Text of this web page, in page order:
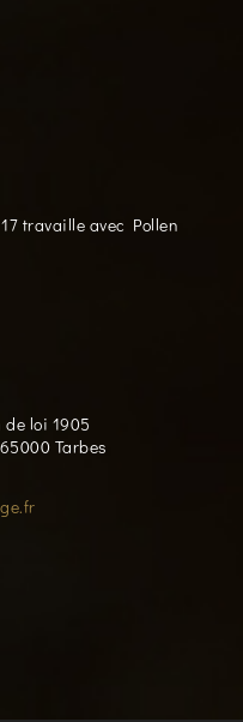
travaille avec Pollen
loi 1905
Tarbes